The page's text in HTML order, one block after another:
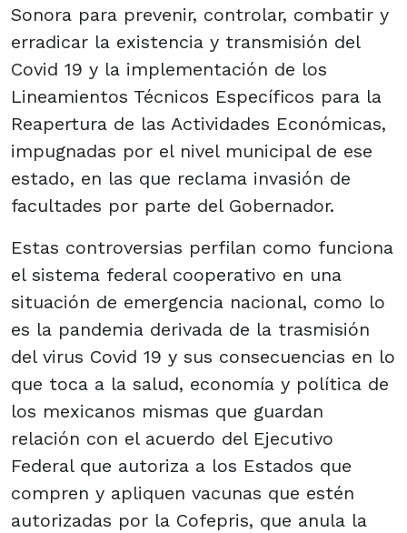
Sonora para prevenir, controlar, combatir y
erradicar la existencia y transmisión del
Covid 19 y la implementación de los
Lineamientos Técnicos Específicos para la
Reapertura de las Actividades Económicas,
impugnadas por el nivel municipal de ese
estado, en las que reclama invasión de
facultades por parte del Gobernador.
Estas controversias perfilan como funciona
el sistema federal cooperativo en una
situación de emergencia nacional, como lo
es la pandemia derivada de la trasmisión
del virus Covid 19 y sus consecuencias en lo
que toca a la salud, economía y política de
los mexicanos mismas que guardan
relación con el acuerdo del Ejecutivo
Federal que autoriza a los Estados que
compren y apliquen vacunas que estén
autorizadas por la Cofepris, que anula la